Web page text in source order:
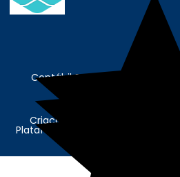
Contábil Store - © Contábil
Criação e Desenvolvimento
Plataforma -